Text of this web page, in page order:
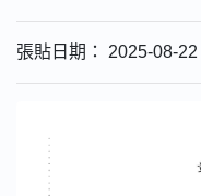
張貼日期： 2025-08-